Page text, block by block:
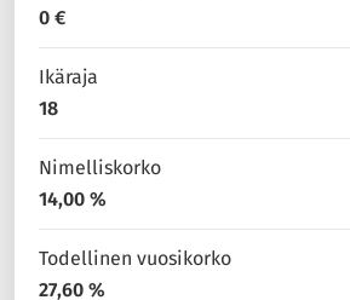
0 €
Ikäraja
18
Nimelliskorko
14,00 %
Todellinen vuosikorko
27,60 %